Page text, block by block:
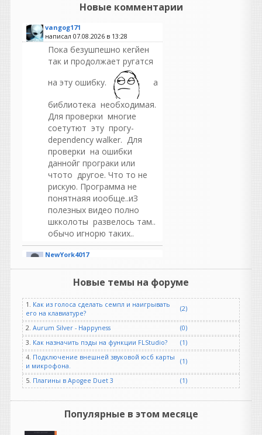
Новые комментарии
vangog171
написал 07.08.2026 в 13:28
Пока безушпешно кегйен
так и продолжает ругатся
на эту ошибку.
а
библиотека необходимая.
Для проверки многие
соетутют эту прогу-
dependency walker. Для
проверки на ошибки
даннойг програки или
чтото другое. Что то не
рискую. Программа не
понятнаяя иообще..иЗ
полезных видео полно
шкколоты развелось там..
обычо игнорю таких..
NewYork4017
раздайте пожалуйста
GALAN
написал 06.08.2026 в23:58
Возьми старую запись, где
под джазовый оркестр поёт
кто либо. Твоя хвалёная
призма вместе с вокалом
нахватает кучу артефактов.
vangog171
написал 06.08.2026 в
Новые темы на форуме
1. Как из голоса сделать семпл и наигрывать
его на клавиатуре?
(2)
2. Aurum Silver - Happyness
(0)
3. Как назначить пэды на функции FLStudio?
(1)
4. Подключение внешней звуковой юсб карты
и микрофона.
(1)
5. Плагины в Apogee Duet 3 (1)
Популярные в этом месяце